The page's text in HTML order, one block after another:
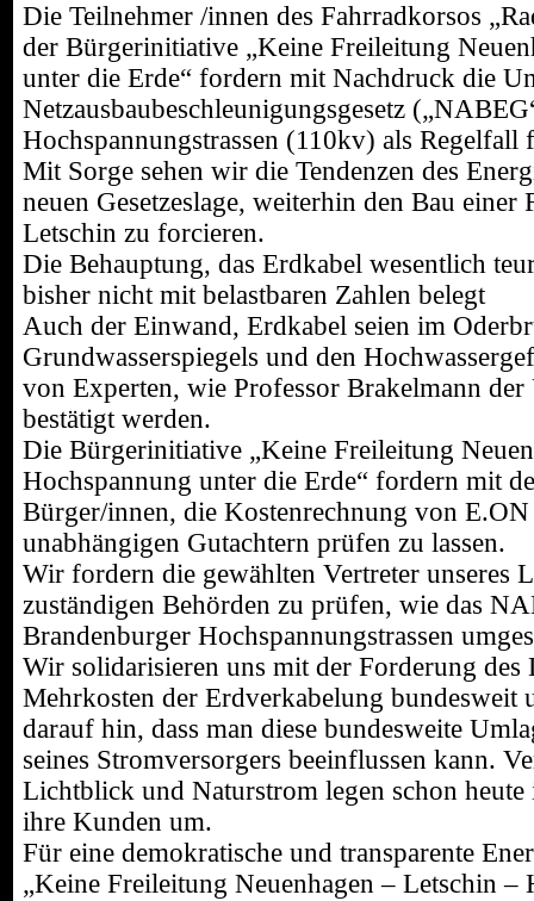
Die Teilnehmer /innen des Fahrradkorsos
der Bürgerinitiative „Keine Freileitung
unter die Erde“ fordern mit Nachdruck die
Netzausbaubeschleunigungsgesetz
Hochspannungstrassen (110kv) als Regelfall
Mit Sorge sehen wir die Tendenzen des
neuen Gesetzeslage, weiterhin den Bau
Letschin zu forcieren.
Die Behauptung, das Erdkabel wesentlich
bisher nicht mit belastbaren Zahlen belegt
Auch der Einwand, Erdkabel seien im
Grundwasserspiegels und den
von Experten, wie Professor Brakelmann
bestätigt werden.
Die Bürgerinitiative „Keine Freileitung
Hochspannung unter die Erde“ fordern mit
Bürger/innen, die Kostenrechnung von
unabhängigen Gutachtern prüfen zu lassen.
Wir fordern die gewählten Vertreter unseres
zuständigen Behörden zu prüfen, wie das
Brandenburger Hochspannungstrassen
Wir solidarisieren uns mit der Forderung des
Mehrkosten der Erdverkabelung bundesweit
darauf hin, dass man diese bundesweite
seines Stromversorgers beeinflussen kann.
Lichtblick und Naturstrom legen schon
ihre Kunden um.
Für eine demokratische und transparente
„Keine Freileitung Neuenhagen – Letschin –